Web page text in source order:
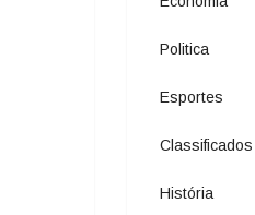
Seguranca
Economia
Politica
Esportes
Classificados